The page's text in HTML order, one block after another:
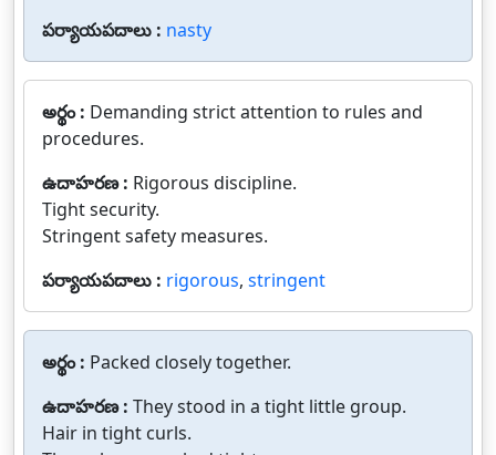
పర్యాయపదాలు : nasty
అర్థం : Demanding strict attention to rules and
procedures.
ఉదాహరణ : Rigorous discipline.
Tight security.
Stringent safety measures.
పర్యాయపదాలు : rigorous, stringent
అర్థం : Packed closely together.
ఉదాహరణ : They stood in a tight little group.
Hair in tight curls.